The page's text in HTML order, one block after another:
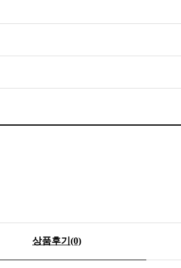
상품후기(0)